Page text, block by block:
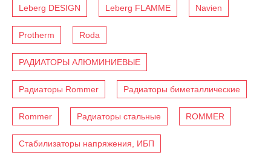
Leberg DESIGN Leberg FLAMME Navien
Protherm Roda
РАДИАТОРЫ АЛЮМИНИЕВЫЕ
Радиаторы Rommer Радиаторы биметаллические
Rommer Радиаторы стальные ROMMER
Стабилизаторы напряжения, ИБП